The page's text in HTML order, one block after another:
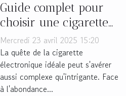
Guide complet pour
choisir une cigarette
électronique adaptée
Mercredi 23 avril 2025 15:20
La quête de la cigarette
électronique idéale peut s'avérer
aussi complexe qu'intrigante. Face
à l'abondance...